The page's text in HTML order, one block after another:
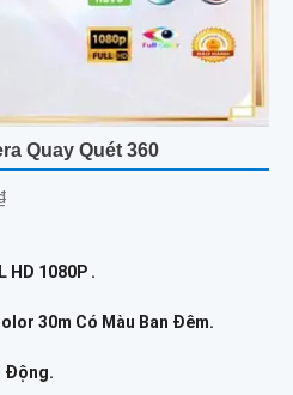
Quay Quét 360
HD 1080P .
30m Có Màu Ban Ðêm.
Động.